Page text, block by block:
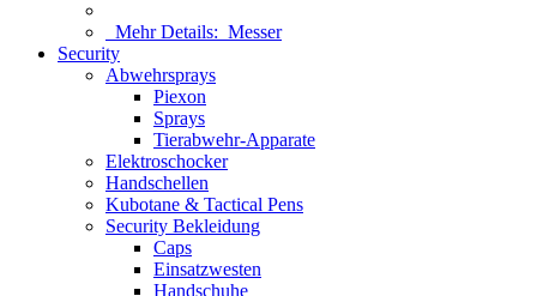
Mehr Details: Messer
Security
Abwehrsprays
Piexon
Sprays
Tierabwehr-Apparate
Elektroschocker
Handschellen
Kubotane & Tactical Pens
Security Bekleidung
Caps
Einsatzwesten
Handschuhe